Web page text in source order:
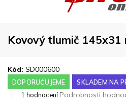
Kovový tlumič 145x31
Kód: SD000600
DOPORUČUJEME SKLADEM NA
Průměrné
1 hodnocení Podrobnosti